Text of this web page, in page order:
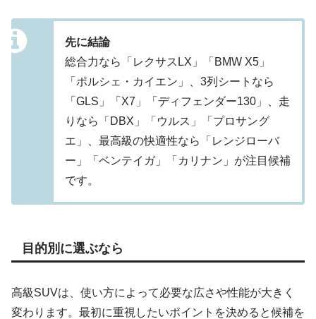
先に結論
総合力なら「レクサスLX」「BMW X5」
「ポルシェ・カイエン」、3列シートなら
「GLS」「X7」「ディフェンダー130」、走
りなら「DBX」「ウルス」「プロサング
エ」、最高級の快適性なら「レンジローバ
ー」「ベンテイガ」「カリナン」が注目候補
です。
目的別に選ぶなら
高級SUVは、使い方によって必要な広さや性能が大きく
変わります。最初に重視したいポイントを決めると候補を